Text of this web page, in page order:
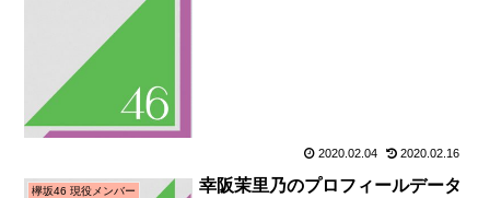
2020.02.04 2020.02.16
欅坂46 現役メンバー 幸阪茉里乃のプロフィールデータ